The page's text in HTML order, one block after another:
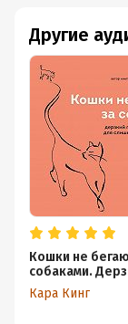
Другие
Кошки не
собаками.
подход к
для слишком
Кара Кинг